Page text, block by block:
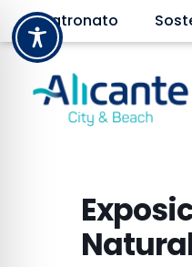
Patronato